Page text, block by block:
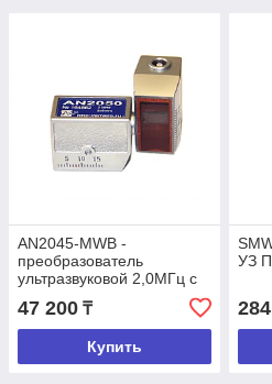
AN2045-MWB -
преобразователь
ультразвуковой 2,0МГц с
углом ввода 45 градусов
47 200₸
Купить
УЗ